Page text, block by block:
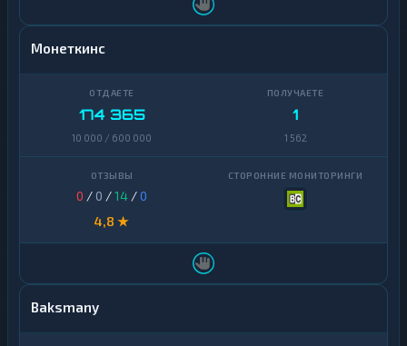
Монеткинс
174 365
10 000 / 600 000
1
1 562
0 / 0 /14 /0
4,8 ★
Baksmany